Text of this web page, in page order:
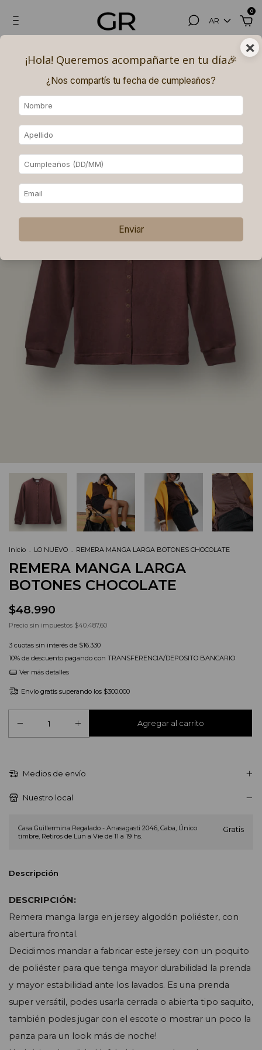
AR
0
PAGOS SIN INTERÉS con MERCADO PAGO.
Inicio . LO NUEVO . REMERA MANGA LARGA BOTONES CHOCOLATE
REMERA MANGA LARGA
BOTONES CHOCOLATE
$48.990
Precio sin impuestos $40.487,60
3 cuotas sin interés de $16.330
10% de descuento pagando con TRANSFERENCIA/DEPOSITO BANCARIO
Ver más detalles
Envío gratis superando los $300.000
Medios de envío
Nuestro local
Casa Guillermina Regalado - Anasagasti 2046, Caba, Único
timbre, Retiros de Lun a Vie de 11 a 19 hs.
Gratis
Descripción
DESCRIPCIÓN:
Remera manga larga en jersey algodón poliéster, con
abertura frontal.
Decidimos mandar a fabricar este jersey con un poquito
de poliéster para que tenga mayor durabilidad la prenda
y mayor estabilidad ante los lavados. Es una prenda
super versátil, podes usarla cerrada o abierta tipo saquito,
también podes jugar con el escote o mostrar un poco la
panza para un look más de noche!
×
¡Hola! Queremos acompañarte en tu día🎉​
¿Nos compartís tu fecha de cumpleaños?
Enviar